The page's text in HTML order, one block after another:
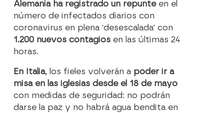
Alemania ha registrado un repunteen el
número de infectados diarios con
coronavirus en plena 'desescalada' con
1.200 nuevos contagios en las últimas 24
horas.
En Italia, los fieles volverán a poder ir a
misa en las iglesias desde el 18 de mayo
con medidas de seguridad: no podrán
darse la paz y no habrá agua bendita en